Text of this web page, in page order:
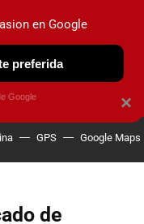
OBSERVATORIO
GPS Google Maps
de
×
en Google
preferida
Google